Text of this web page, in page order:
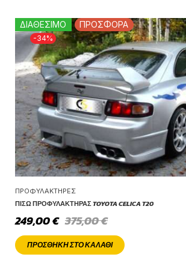
-34%
ΔΙΑΘΕΣΙΜΟ ΠΡΟΣΦΟΡΑ
ΠΡΟΦΥΛΑΚΤΉΡΕΣ
ΠΊΣΩ ΠΡΟΦΥΛΑΚΤΉΡΑΣ TOYOTA CELICA T20
375,00€
249,00€
ΠΡΟΣΘΉΚΗ ΣΤΟ ΚΑΛΆΘΙ